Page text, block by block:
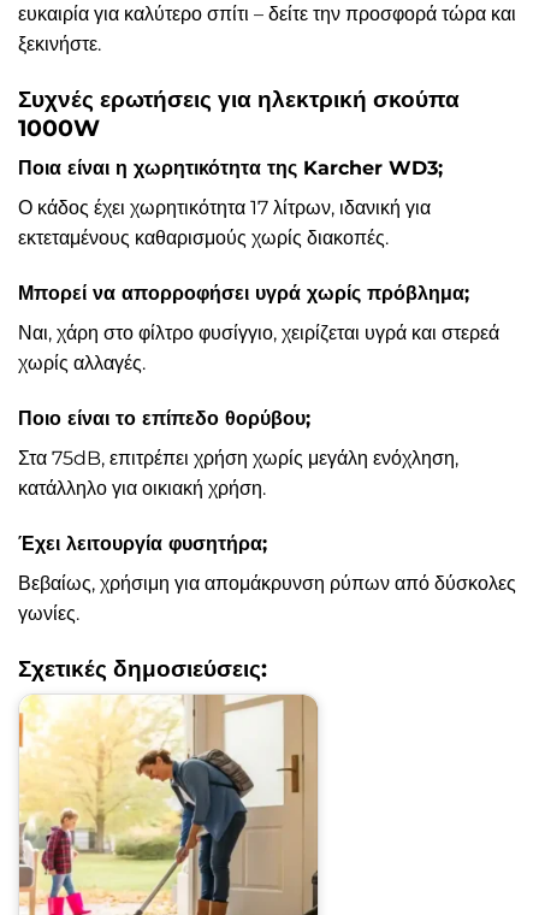
ευκαιρία για καλύτερο σπίτι – δείτε την προσφορά τώρα και
ξεκινήστε.
Συχνές ερωτήσεις για ηλεκτρική σκούπα
1000W
Ποια είναι η χωρητικότητα της Karcher WD3;
Ο κάδος έχει χωρητικότητα 17 λίτρων, ιδανική για
εκτεταμένους καθαρισμούς χωρίς διακοπές.
Μπορεί να απορροφήσει υγρά χωρίς πρόβλημα;
Ναι, χάρη στο φίλτρο φυσίγγιο, χειρίζεται υγρά και στερεά
χωρίς αλλαγές.
Ποιο είναι το επίπεδο θορύβου;
Στα 75dB, επιτρέπει χρήση χωρίς μεγάλη ενόχληση,
κατάλληλο για οικιακή χρήση.
Έχει λειτουργία φυσητήρα;
Βεβαίως, χρήσιμη για απομάκρυνση ρύπων από δύσκολες
γωνίες.
Σχετικές δημοσιεύσεις: